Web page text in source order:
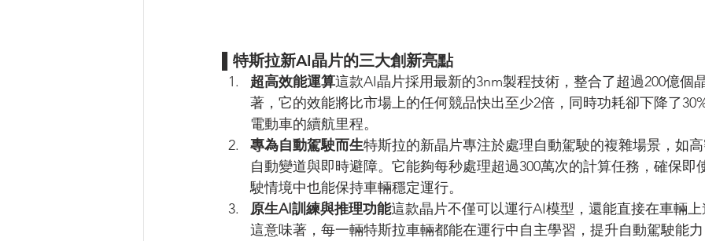
▌特斯拉新AI晶片的三大創新亮點
超高效能運算這款AI晶片採用最新的3nm製程技術，整合了超過200億個
著，它的效能將比市場上的任何競品快出至少2倍，同時功耗卻下降了
電動車的續航里程。
專為自動駕駛而生特斯拉的新晶片專注於處理自動駕駛的複雜場景，如
自動變道與即時避障。它能夠每秒處理超過300萬次的計算任務，確保即
駛情境中也能保持車輛穩定運行。
原生AI訓練與推理功能這款晶片不僅可以運行AI模型，還能直接在車輛
這意味著，每一輛特斯拉車輛都能在運行中自主學習，提升自動駕駛能